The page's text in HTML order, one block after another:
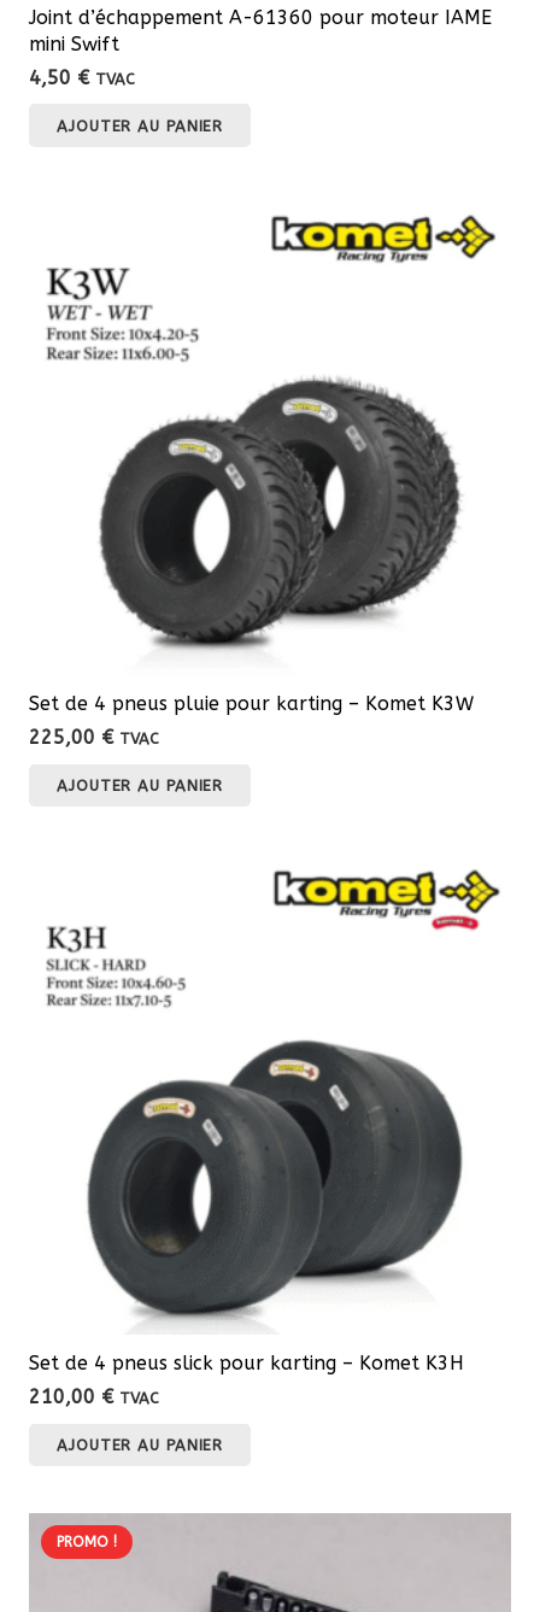
Joint d’échappement A-61360 pour moteur IAME
mini Swift
4,50 € TVAC
AJOUTER AU PANIER
Set de 4 pneus pluie pour karting – Komet K3W
225,00 € TVAC
AJOUTER AU PANIER
Set de 4 pneus slick pour karting – Komet K3H
210,00 € TVAC
AJOUTER AU PANIER
PROMO !